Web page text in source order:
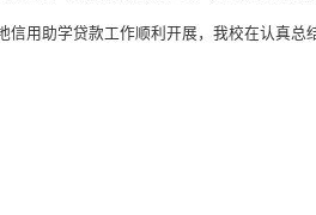
用助学贷款工作顺利开展，我校在认真